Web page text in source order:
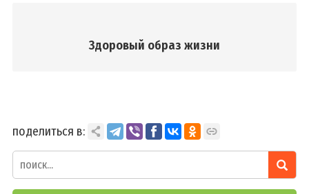
Заботливая поликлиника
Зеленая школа
Здоровый образ жизни
поделиться в: